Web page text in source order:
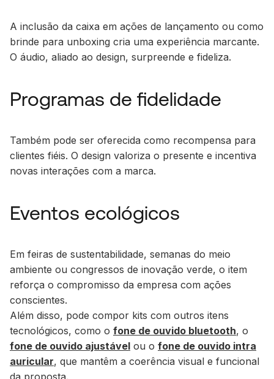
A inclusão da caixa em ações de lançamento ou como
brinde para unboxing cria uma experiência marcante.
O áudio, aliado ao design, surpreende e fideliza.
Programas de fidelidade
Também pode ser oferecida como recompensa para
clientes fiéis. O design valoriza o presente e incentiva
novas interações com a marca.
Eventos ecológicos
Em feiras de sustentabilidade, semanas do meio
ambiente ou congressos de inovação verde, o item
reforça o compromisso da empresa com ações
conscientes.
Além disso, pode compor kits com outros itens
tecnológicos, como o fone de ouvido bluetooth, o
fone de ouvido ajustável ou o fone de ouvido intra
auricular, que mantêm a coerência visual e funcional